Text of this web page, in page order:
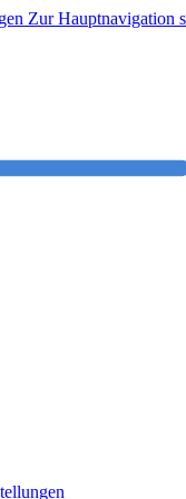
Zur Hauptnavigation